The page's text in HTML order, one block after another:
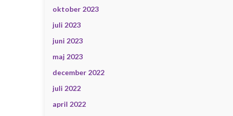
oktober 2023
juli 2023
juni 2023
maj 2023
december 2022
juli 2022
april 2022